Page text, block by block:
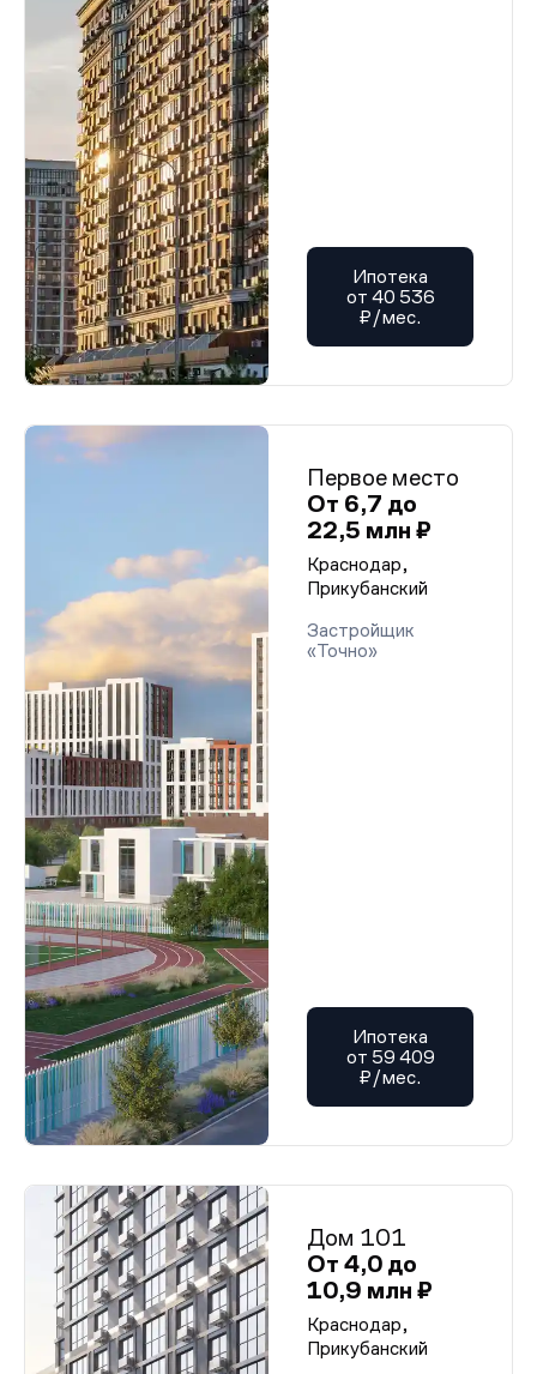
Ипотека
от 40 536
₽/мес.
Первое место
От 6,7 до
22,5 млн ₽
Краснодар,
Прикубанский
Застройщик
«Точно»
Ипотека
от 59 409
₽/мес.
Дом 101
От 4,0 до
10,9 млн ₽
Краснодар,
Прикубанский